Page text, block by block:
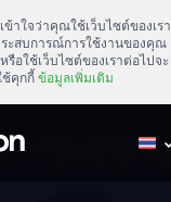
ข้าใจว่าคุณใช้เว็บไซต์ของเรา
ระสบการณ์การใช้งานของคุณ
รือใช้เว็บไซต์ของเราต่อไปจะ
คุกกี้ข้อมูลเพิ่มเติม